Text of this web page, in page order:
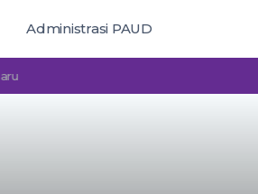
Administrasi PAUD